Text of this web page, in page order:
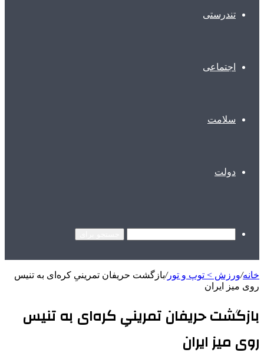
تندرستی
اجتماعی
سلامت
دولت
خانه/ورزش > توپ و تور/بازگشت حریفان تمرینیِ کره‌ای به تنیس
روی میز ایران
بازگشت حریفان تمرینیِ کره‌ای به تنیس
روی میز ایران